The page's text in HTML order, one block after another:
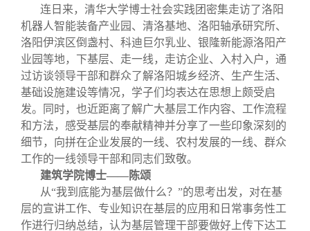
连日来，清华大学博士社会实践团密集走访了洛阳
机器人智能装备产业园、清洛基地、洛阳轴承研究所、
洛阳伊滨区倒盏村、科迪巨尔乳业、银隆新能源洛阳产
业园等地，下基层、走一线，走访企业、入村入户，通
过访谈领导干部和群众了解洛阳城乡经济、生产生活、
基础设施建设等情况，学子们均表达在思想上颇受启
发。同时，也近距离了解广大基层工作内容、工作流程
和方法，感受基层的奉献精神并分享了一些印象深刻的
细节，向拼在企业发展的一线、农村发展的一线、群众
工作的一线领导干部和同志们致敬。
建筑学院博士——陈颂
从“我到底能为基层做什么？”的思考出发，对在基
层的宣讲工作、专业知识在基层的应用和日常事务性工
作进行归纳总结，认为基层管理干部要做好上传下达工